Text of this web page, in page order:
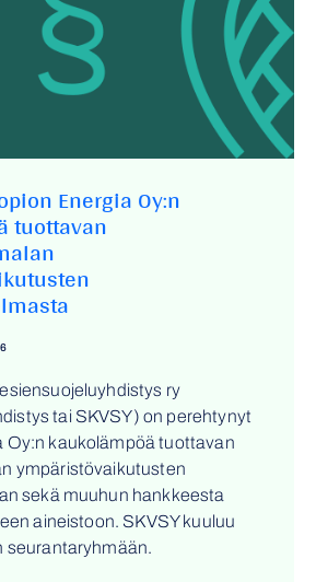
Energia Oy:n
tuottavan
ry
tai SKVSY) on perehtynyt
Oy:n kaukolämpöä tuottavan
ympäristövaikutusten
sekä muuhun hankkeesta
aineistoon. SKVSY kuuluu
seurantaryhmään.